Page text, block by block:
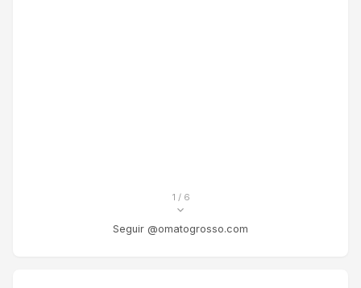
1 / 6
Seguir @omatogrosso.com